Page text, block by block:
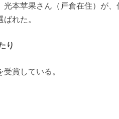
本苹果さん（戸倉在住）が、
れた。
り
賞している。